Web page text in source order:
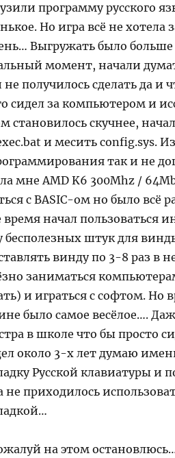
программу русского
Но игра всё не хотела
Выгружать было больше
момент, начали
не получилось сделать да и
сидел за компьютером и
становилось скучнее,
и месить config.sys.
так и не
мне AMD K6 300Mhz /
с BASIC-ом но было всё
начал пользоваться
бесполезных штук для
винду по 3-8 раз в
заниматься
и играться с софтом. Но
было самое весёлое….
в школе что бы просто
около 3-х лет думаю
Русской клавиатуры и
не приходилось
на этом